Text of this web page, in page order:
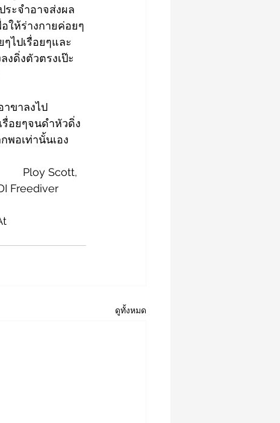
ระจำอาจส่งผล
ให้ร่างกายค่อยๆ
ไปเรื่อยๆและ
ดิ่งตัวตรงเป๊ะ
ขาลงไป
อยๆจนดำหัวดิ่ง
พอเท่านั้นเอง
															       Ploy Scott,
ดูทั้งหมด